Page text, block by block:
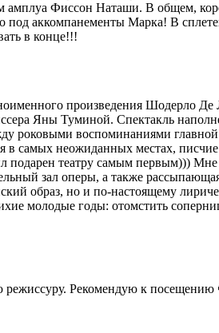
амплуа Фиссон Наташи. В общем,
под аккомпанементы Марка! В
в конце!!!
произведения Шодерло
Яны Туминой. Спектакль
роковыми воспоминаниями главной
самых неожиданных местах,
подарен театру самым первым))) Мне
зал оперы, а также
образ, но и по-настоящему
молодые годы: отомстить
режиссуру. Рекомендую к посещению